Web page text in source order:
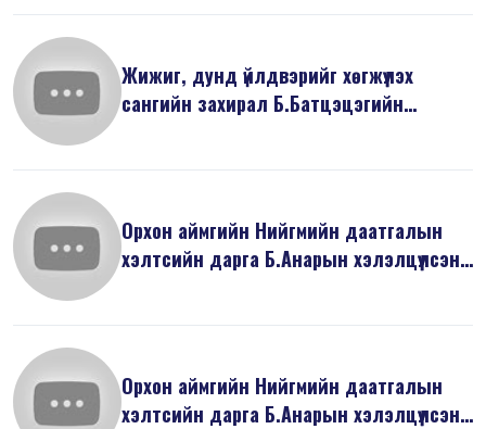
Жижиг, дунд үйлдвэрийг хөгжүүлэх
сангийн захирал Б.Батцэцэгийн
Орхон аймгийн Нийгмийн даатгалын
хэлтсийн дарга Б.Анарын хэлэлцүүлсэн
Орхон аймгийн Нийгмийн даатгалын
хэлтсийн дарга Б.Анарын хэлэлцүүлсэн